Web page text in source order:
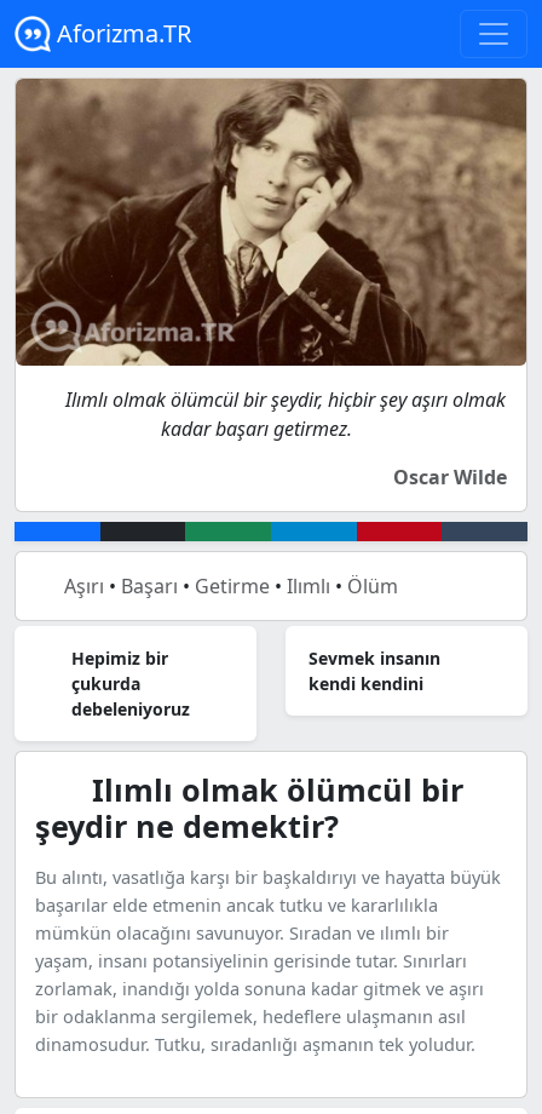
Aforizma.TR
Ilımlı olmak ölümcül bir şeydir, hiçbir şey aşırı olmak
kadar başarı getirmez.
Oscar Wilde
Aşırı • Başarı • Getirme • Ilımlı • Ölüm
Hepimiz bir
çukurda
debeleniyoruz
Sevmek insanın
kendi kendini
Ilımlı olmak ölümcül bir
şeydir ne demektir?
Bu alıntı, vasatlığa karşı bir başkaldırıyı ve hayatta büyük
başarılar elde etmenin ancak tutku ve kararlılıkla
mümkün olacağını savunuyor. Sıradan ve ılımlı bir
yaşam, insanı potansiyelinin gerisinde tutar. Sınırları
zorlamak, inandığı yolda sonuna kadar gitmek ve aşırı
bir odaklanma sergilemek, hedeflere ulaşmanın asıl
dinamosudur. Tutku, sıradanlığı aşmanın tek yoludur.